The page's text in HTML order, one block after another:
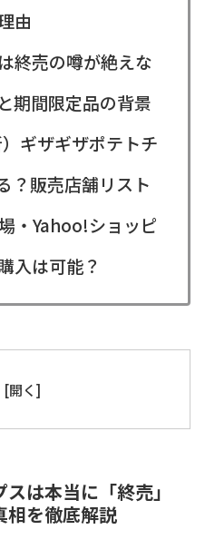
由
終売の噂が絶えな
期間限定品の背景
ギザギザポテトチ
？販売店舗リスト
・Yahoo!ショッピ
入は可能？
は本当に「終売」
相を徹底解説